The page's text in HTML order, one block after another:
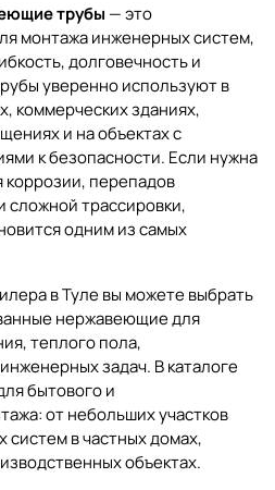
трубы — это
монтажа инженерных систем,
долговечность и
уверенно используют в
коммерческих зданиях,
и на объектах с
к безопасности. Если нужна
коррозии, перепадов
сложной трассировки,
одним из самых
в Туле вы можете выбрать
нержавеющиедля
теплого пола,
задач. В каталоге
бытового и
от небольших участков
систем в частных домах,
объектах.